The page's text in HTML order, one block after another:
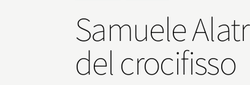
Samuele
del crocifisso